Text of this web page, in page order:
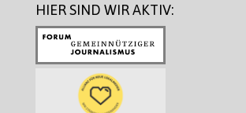
HIER SIND WIR AKTIV: